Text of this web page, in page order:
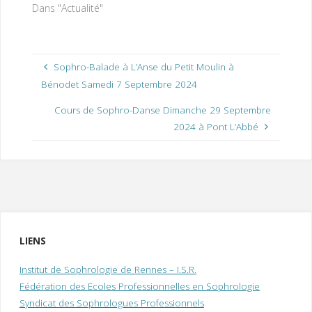
Dans "Actualité"
Sophro-Balade à L’Anse du Petit Moulin à
Bénodet Samedi 7 Septembre 2024
Cours de Sophro-Danse Dimanche 29 Septembre
2024 à Pont L’Abbé
LIENS
Institut de Sophrologie de Rennes – I.S.R.
Fédération des Ecoles Professionnelles en Sophrologie
Syndicat des Sophrologues Professionnels